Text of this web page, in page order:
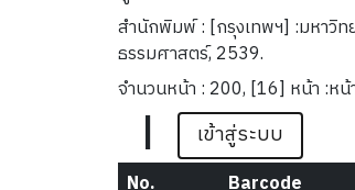
สำนักพิมพ์ : [กรุงเทพฯ] :มหาวิท
ธรรมศาสตร์, 2539.
จำนวนหน้า : 200, [16] หน้า :หน้
| เข้าสู่ระบบ
No. Barcode